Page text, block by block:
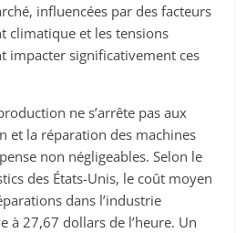
influencées par des facteurs
climatique et les tensions
impacter significativement ces
ne s’arrête pas aux
et la réparation des machines
non négligeables. Selon le
des États-Unis, le coût moyen
dans l’industrie
à 27,67 dollars de l’heure. Un